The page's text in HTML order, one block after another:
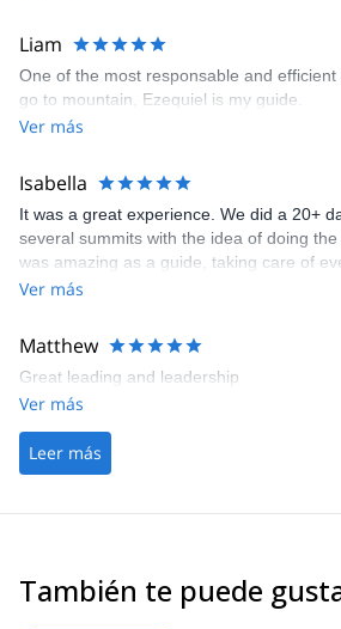
Liam
One of the most responsable and
go to mountain, Ezequiel is my guide.
Ver más
Isabella
It was a great experience. We did a 20+
several summits with the idea of doing
was amazing as a guide, taking care of
thing to highlight was the food.
Ver más
Matthew
Great leading and leadership
Ver más
Leer más
También te puede